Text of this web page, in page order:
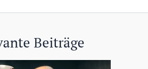
Beiträge